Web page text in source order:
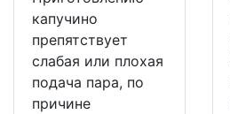
капучино
препятствует
слабая или плохая
подача пара, по
причине